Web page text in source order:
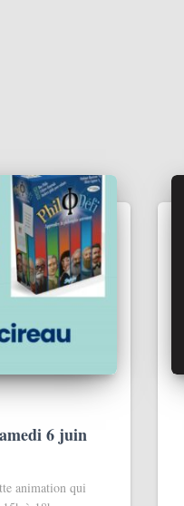
6 juin
animation qui